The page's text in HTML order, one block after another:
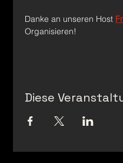
Danke an unseren Host
Organisieren!
Diese